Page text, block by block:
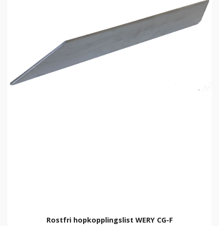
Rostfri hopkopplingslist WERY CG-F